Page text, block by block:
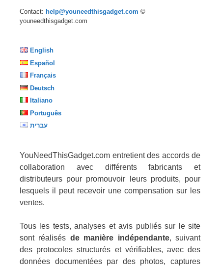
Contact: help@youneedthisgadget.com ©
youneedthisgadget.com
English
Español
Français
Deutsch
Italiano
Português
עברית
YouNeedThisGadget.com entretient des accords de
collaboration avec différents fabricants et
distributeurs pour promouvoir leurs produits, pour
lesquels il peut recevoir une compensation sur les
ventes.
Tous les tests, analyses et avis publiés sur le site
sont réalisés de manière indépendante, suivant
des protocoles structurés et vérifiables, avec des
données documentées par des photos, captures